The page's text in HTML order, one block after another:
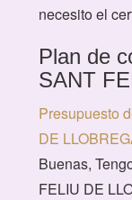
necesito el
Plan de
SANT
Presupuesto
DE
Buenas,
FELIU DE